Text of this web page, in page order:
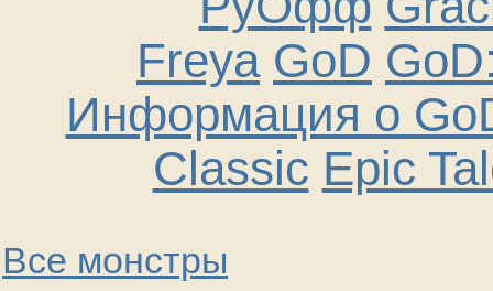
Freya GoD
Информация о
Classic Epic
Все монстры